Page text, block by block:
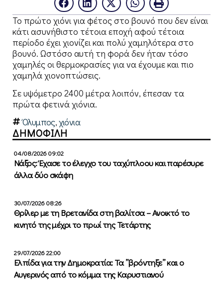
Το πρώτο χιόνι για φέτος στο βουνό που δεν είναι
κάτι ασυνήθιστο τέτοια εποχή αφού τέτοια
περίοδο έχει χιονίζει και πολύ χαμηλότερα στο
βουνό. Ωστόσο αυτή τη φορά δεν ήταν τόσο
χαμηλές οι θερμοκρασίες για να έχουμε και πιο
χαμηλά χιονοπτώσεις.
Σε υψόμετρο 2400 μέτρα λοιπόν, έπεσαν τα
πρώτα φετινά χιόνια.
Όλυμπος,χιόνια
ΔΗΜΟΦΙΛΗ
04/08/2026 09:02
Νάξος: Έχασε το έλεγχο του ταχύπλοου και παρέσυρε
άλλα δύο σκάφη
30/07/2026 08:26
Θρίλερ με τη Βρετανίδα στη βαλίτσα – Ανοικτό το
κινητό της μέχρι το πρωί της Τετάρτης
29/07/2026 22:00
Ελπίδα για την Δημοκρατία: Τα ”βρόντηξε” και ο
Αυγερινός από το κόμμα της Καρυστιανού